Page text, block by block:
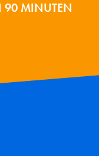
90 MINUTEN